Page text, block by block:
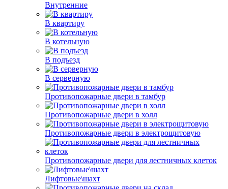
Внутренние
В квартиру
В котельную
В подъезд
В серверную
Противопожарные двери в тамбур
Противопожарные двери в холл
Противопожарные двери в электрощитовую
Противопожарные двери для лестничных клеток
Лифтовые\шахт